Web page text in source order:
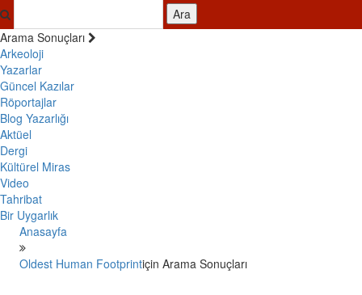
Ara
Arama Sonuçları
Arkeoloji
Yazarlar
Güncel Kazılar
Röportajlar
Blog Yazarlığı
Aktüel
Dergi
Kültürel Miras
Video
Tahribat
Bir Uygarlık
Anasayfa
Oldest Human Footprintiçin Arama Sonuçları